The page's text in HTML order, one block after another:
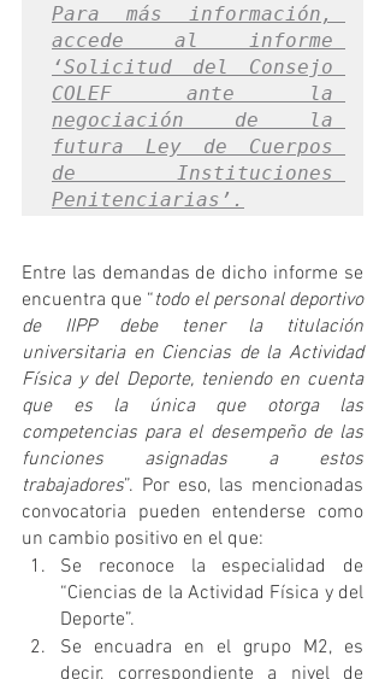
Para más información,
accede al informe
‘Solicitud del Consejo
COLEF ante la
negociación de la
futura Ley de Cuerpos
de Instituciones
Penitenciarias’.
Entre las demandas de dicho informe se
encuentra que “todo el personal deportivo
de IIPP debe tener la titulación
universitaria en Ciencias de la Actividad
Física y del Deporte, teniendo en cuenta
que es la única que otorga las
competencias para el desempeño de las
funciones asignadas a estos
trabajadores”. Por eso, las mencionadas
convocatoria pueden entenderse como
un cambio positivo en el que:
Se reconoce la especialidad de
“Ciencias de la Actividad Física y del
Deporte”.
Se encuadra en el grupo M2, es